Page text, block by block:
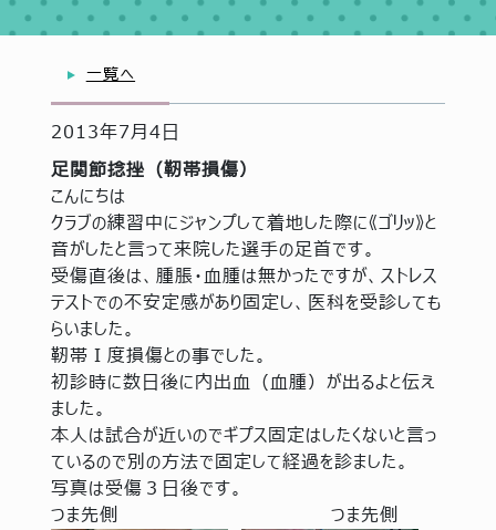
一覧へ
2013年7月4日
足関節捻挫（靭帯損傷）
こんにちは
クラブの練習中にジャンプして着地した際に《ゴリッ》と
音がしたと言って来院した選手の足首です。
受傷直後は、腫脹・血腫は無かったですが、ストレス
テストでの不安定感があり固定し、医科を受診しても
らいました。
靭帯Ⅰ度損傷との事でした。
初診時に数日後に内出血（血腫）が出るよと伝え
ました。
本人は試合が近いのでギプス固定はしたくないと言っ
ているので別の方法で固定して経過を診ました。
写真は受傷３日後です。
つま先側 つま先側